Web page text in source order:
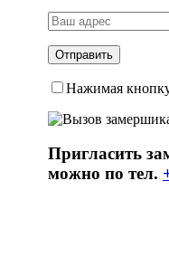
Нажимая
Пригласить
можно по тел.